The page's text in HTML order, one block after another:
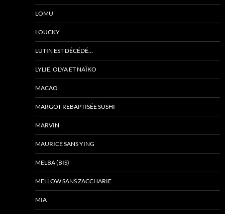
LOMU
LOUCKY
LUTIN EST DÉCÉDÉ…
LYLIE, OLYA ET NAÏKO
MACAO
MARGOT REBAPTISÉE SUSHI
MARVIN
MAURICE SANS YING
MELBA (BIS)
MELLOW SANS ZACCHARIE
MIA